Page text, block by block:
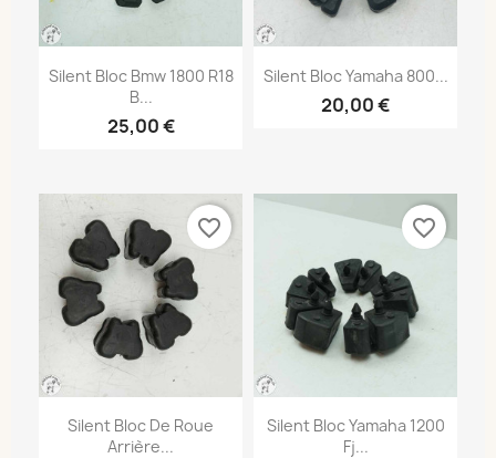
Silent Bloc Bmw 1800 R18
B...
25,00 €
Silent Bloc Yamaha 800...
20,00 €
Silent Bloc De Roue
Arrière...
favorite_border
Silent Bloc Yamaha 1200
Fj...
favorite_border